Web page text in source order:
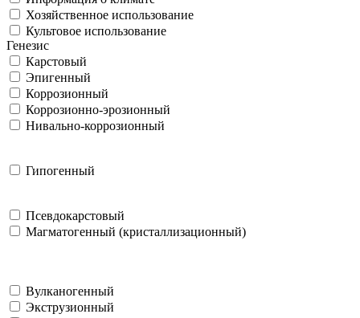
Хозяйственное использование
Культовое использование
Генезис
Карстовый
Эпигенный
Коррозионный
Коррозионно-эрозионный
Нивально-коррозионный
Гипогенный
Псевдокарстовый
Магматогенный (кристаллизационный)
Вулканогенный
Экструзионный